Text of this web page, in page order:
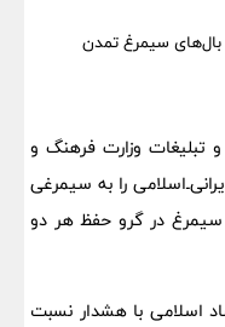
و تبلیغات وزارت فرهنگ و
را به سیمرغی
سیمرغ در گرو حفظ هر دو
اسلامی با هشدار نسبت